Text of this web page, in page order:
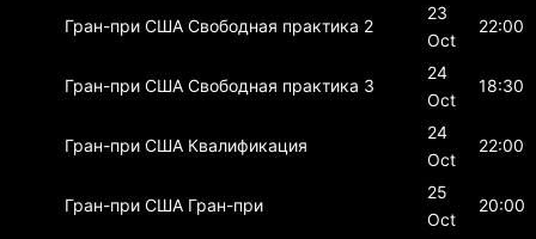
Гран-при США Свободная практика 2
23
Oct
22:00
Гран-при США Свободная практика 3
24
Oct
18:30
Гран-при США Квалификация
24
Oct
22:00
Гран-при США Гран-при
25
Oct
20:00